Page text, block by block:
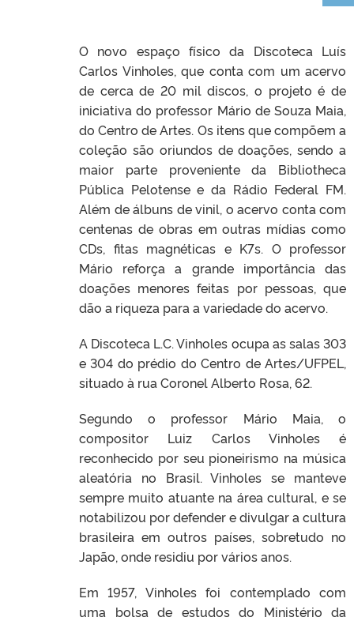
O novo espaço físico da Discoteca Luís
Carlos Vinholes, que conta com um acervo
de cerca de 20 mil discos, o projeto é de
iniciativa do professor Mário de Souza Maia,
do Centro de Artes. Os itens que compõem a
coleção são oriundos de doações, sendo a
maior parte proveniente da Bibliotheca
Pública Pelotense e da Rádio Federal FM.
Além de álbuns de vinil, o acervo conta com
centenas de obras em outras mídias como
CDs, fitas magnéticas e K7s. O professor
Mário reforça a grande importância das
doações menores feitas por pessoas, que
dão a riqueza para a variedade do acervo.
A Discoteca L.C. Vinholes ocupa as salas 303
e 304 do prédio do Centro de Artes/UFPEL,
situado à rua Coronel Alberto Rosa, 62.
Segundo o professor Mário Maia, o
compositor Luiz Carlos Vinholes é
reconhecido por seu pioneirismo na música
aleatória no Brasil. Vinholes se manteve
sempre muito atuante na área cultural, e se
notabilizou por defender e divulgar a cultura
brasileira em outros países, sobretudo no
Japão, onde residiu por vários anos.
Em 1957, Vinholes foi contemplado com
uma bolsa de estudos do Ministério da